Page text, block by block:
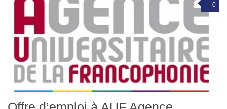
0